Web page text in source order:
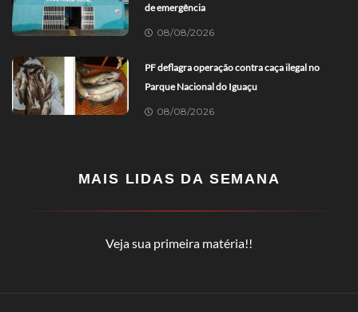
de emergência
08/08/2026
PF deflagra operação contra caça ilegal no
Parque Nacional do Iguaçu
08/08/2026
MAIS LIDAS DA SEMANA
Veja sua primeira matéria!!